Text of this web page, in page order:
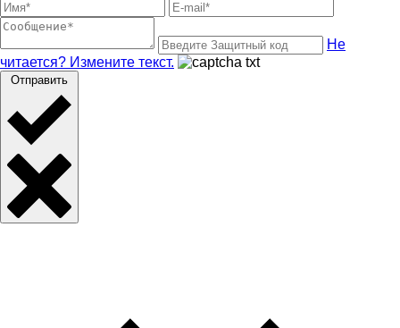
Не
читается? Измените текст.
Отправить